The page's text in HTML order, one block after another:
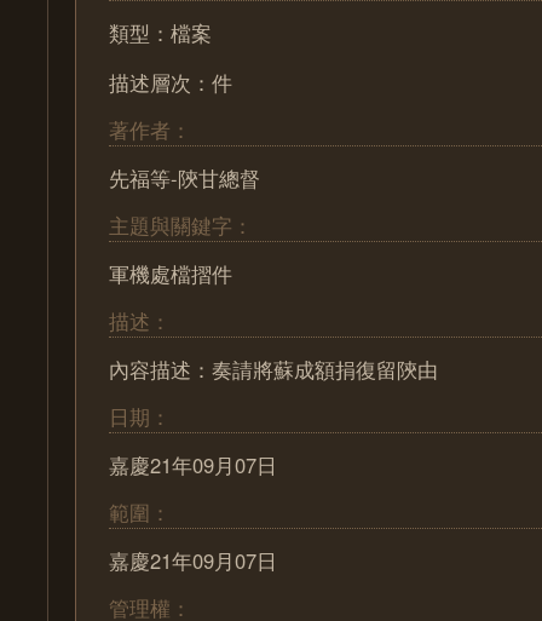
類型：檔案
描述層次：件
著作者：
先福等-陝甘總督
主題與關鍵字：
軍機處檔摺件
描述：
內容描述：奏請將蘇成額捐復留陝由
日期：
嘉慶21年09月07日
範圍：
嘉慶21年09月07日
管理權：